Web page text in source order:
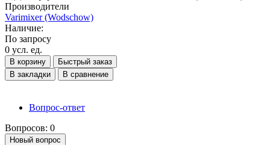
Производители
Varimixer (Wodschow)
Наличие:
По запросу
0 усл. ед.
В корзину
Быстрый заказ
В закладки
В сравнение
Вопрос-ответ
Вопросов: 0
Новый вопрос